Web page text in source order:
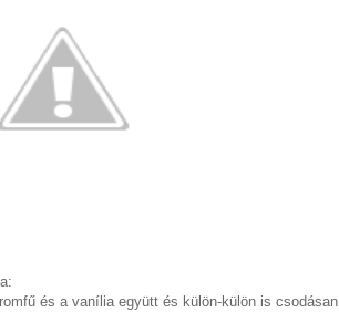
és a vanília együtt és külön-külön is csodásan